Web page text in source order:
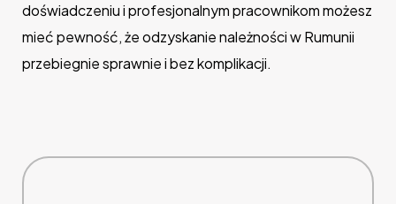
doświadczeniu i profesjonalnym pracownikom możesz
mieć pewność, że odzyskanie należności w Rumunii
przebiegnie sprawnie i bez komplikacji.